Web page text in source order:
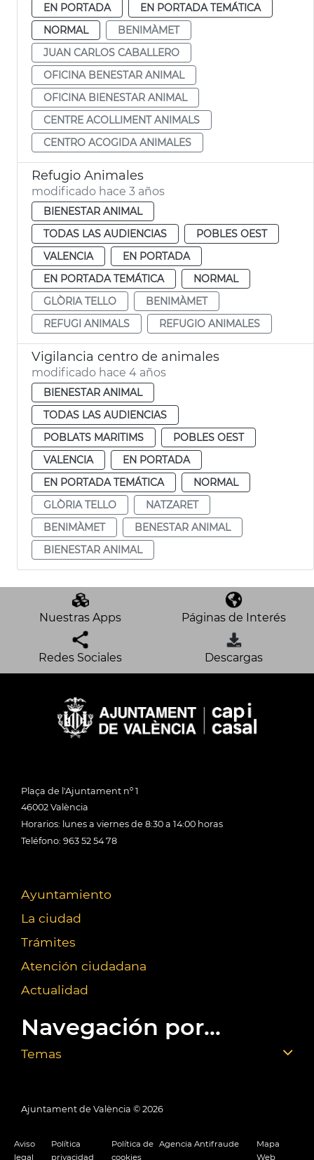
EN PORTADA
EN PORTADA TEMÁTICA
NORMAL
BENIMÀMET
JUAN CARLOS CABALLERO
OFICINA BENESTAR ANIMAL
OFICINA BIENESTAR ANIMAL
CENTRE ACOLLIMENT ANIMALS
CENTRO ACOGIDA ANIMALES
Refugio Animales
modificado hace 3 años
BIENESTAR ANIMAL
TODAS LAS AUDIENCIAS
POBLES OEST
VALENCIA
EN PORTADA
EN PORTADA TEMÁTICA
NORMAL
GLÒRIA TELLO
BENIMÀMET
REFUGI ANIMALS
REFUGIO ANIMALES
Vigilancia centro de animales
modificado hace 4 años
BIENESTAR ANIMAL
TODAS LAS AUDIENCIAS
POBLATS MARITIMS
POBLES OEST
VALENCIA
EN PORTADA
EN PORTADA TEMÁTICA
NORMAL
GLÒRIA TELLO
NATZARET
BENIMÀMET
BENESTAR ANIMAL
BIENESTAR ANIMAL
Nuestras Apps Páginas de Interés
Redes Sociales Descargas
Plaça de l'Ajuntament nº 1
46002 València
Horarios: lunes a viernes de 8:30 a 14:00 horas
Teléfono: 963 52 54 78
Ayuntamiento
La ciudad
Trámites
Atención ciudadana
Actualidad
Navegación por...
Temas
Ajuntament de València © 2026
Aviso
legal
Política
privacidad
Política de
cookies
Agencia Antifraude
Mapa
Web